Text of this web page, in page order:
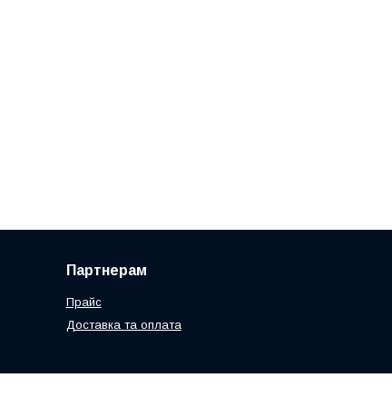
Партнерам
Прайс
Доставка та оплата